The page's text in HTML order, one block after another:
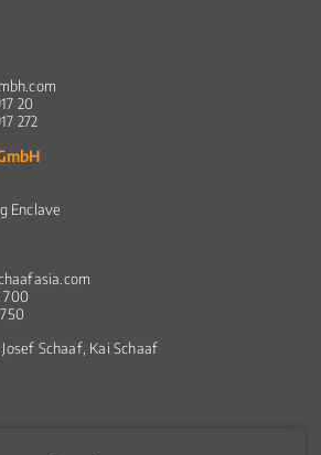
20
272
Enclave
700
Schaaf, Kai Schaaf